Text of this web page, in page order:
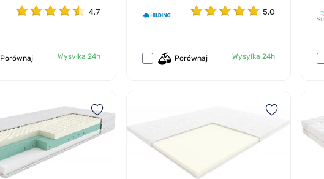
4.7
Porównaj Wysyłka 24h
5.0
Porównaj Wysyłka 24h